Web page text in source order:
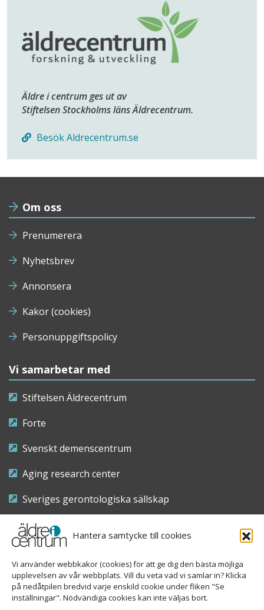
Hantera samtycke till cookies
Vi använder webbkakor (cookies) för att ge dig den bästa möjliga
upplevelsen av vår webbplats. Vill du veta vad vi samlar in? Klicka
på nedåtpilen bredvid varje enskild cookie under fliken "Se
inställningar". Nödvändiga cookies kan inte väljas bort.
Äldre i centrum ges ut av
Stiftelsen Stockholms läns Äldrecentrum.
Besök Aldrecentrum.se
Om oss
Prenumerera
Nyhetsbrev
Annonsera
Kakor (cookies)
Personuppgiftspolicy
Vi samarbetar med
Stiftelsen Äldrecentrum
Forte
Svenskt demenscentrum
Aging research center
Sveriges gerontologiska sällskap
Riksföreningen för sjuksköterskor inom äldre- och
demensvård
Nationellt kompetenscentrum anhöriga